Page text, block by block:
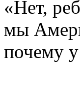
«Нет,
мы
почему